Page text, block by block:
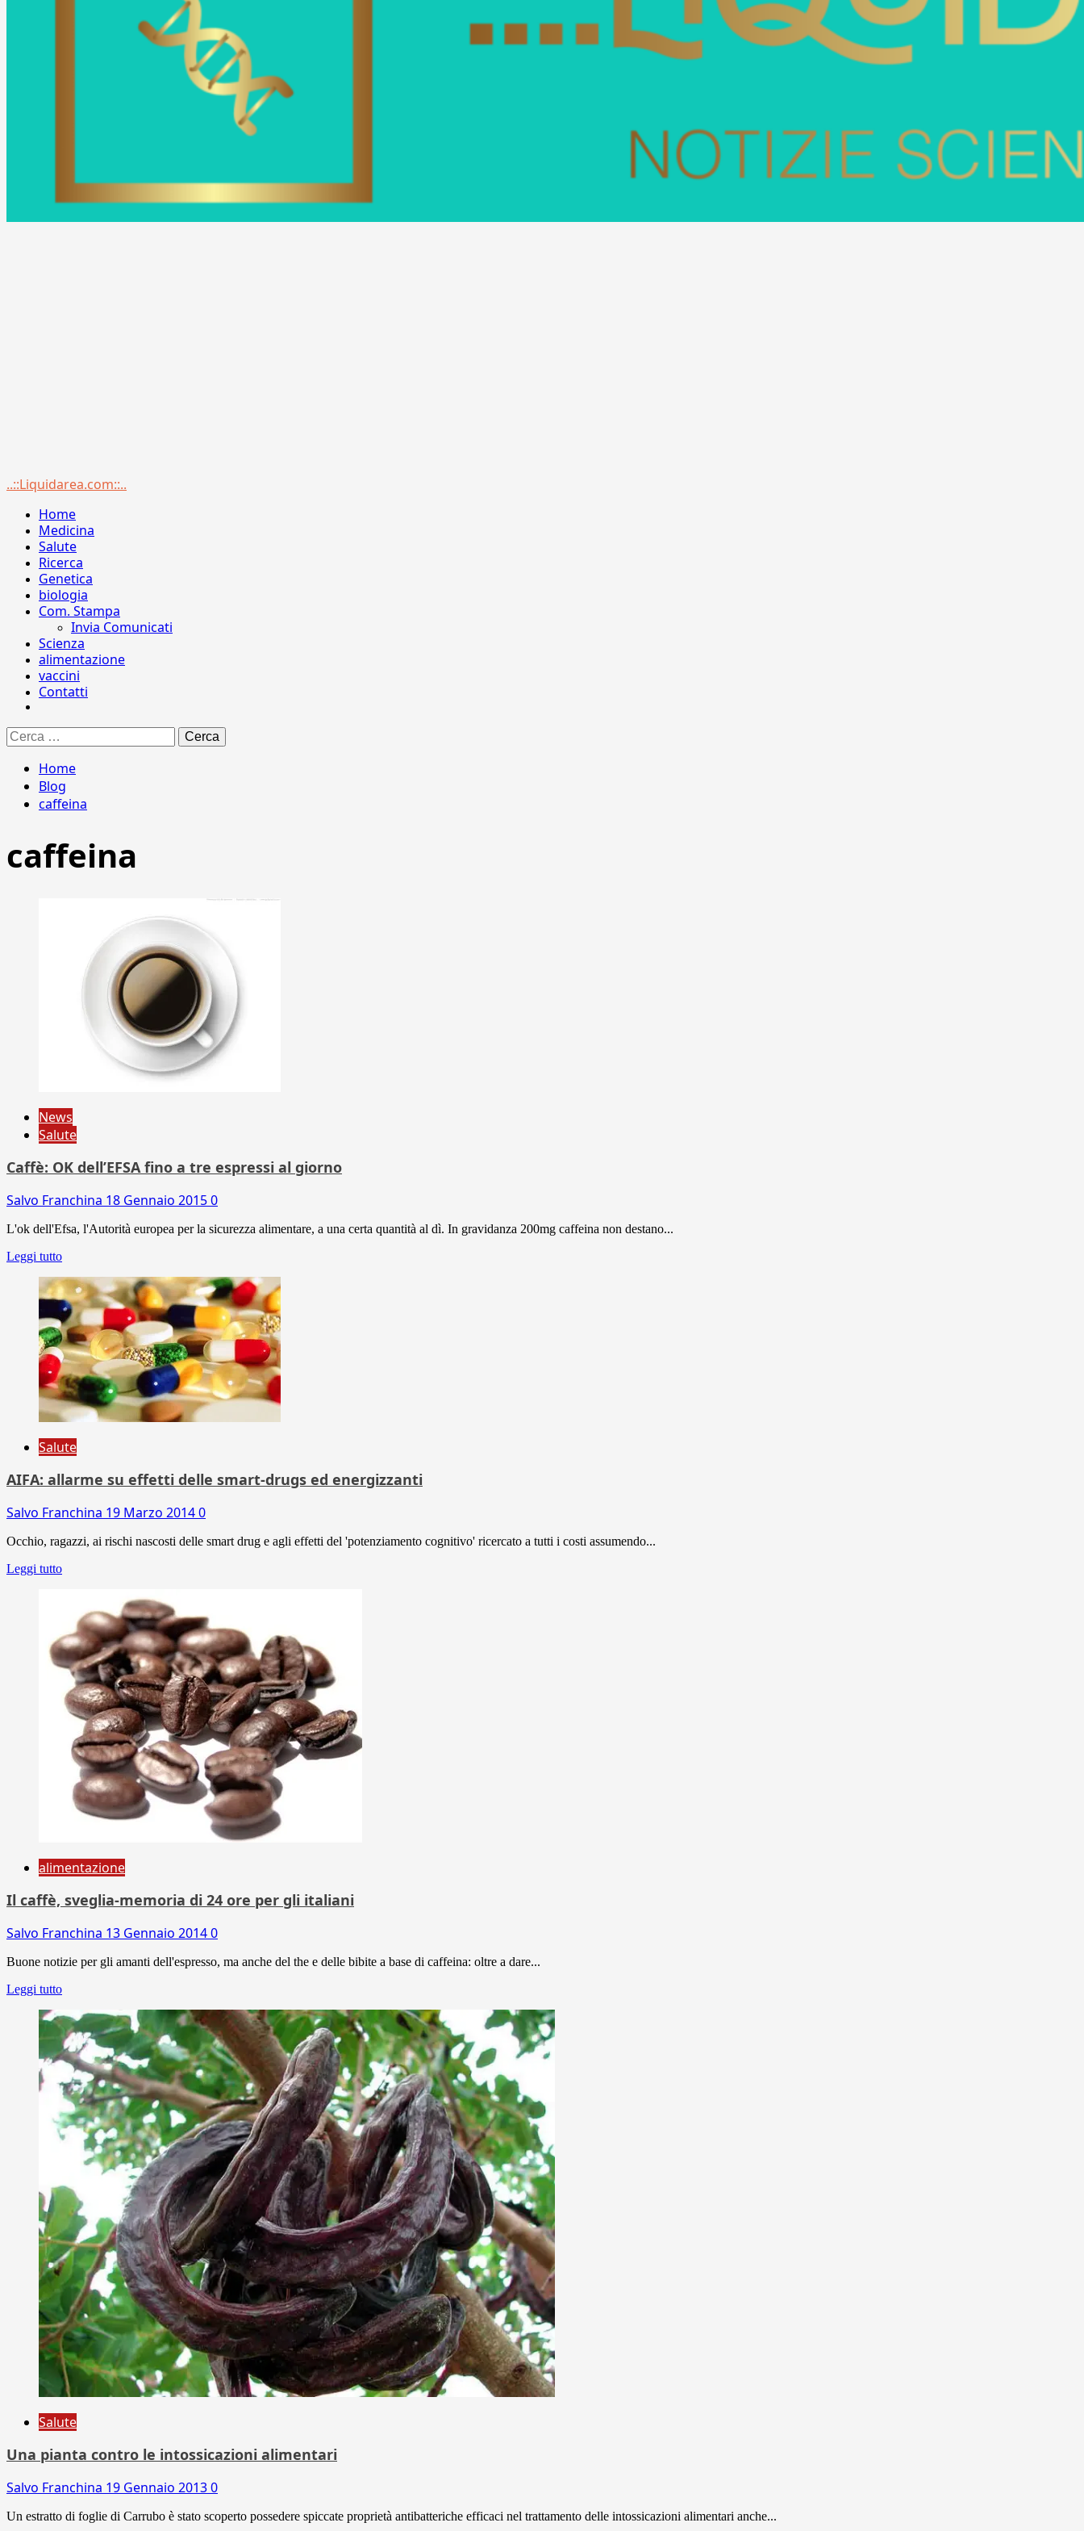
Menu
..::Liquidarea.com::..
Home
Medicina
Salute
Ricerca
Genetica
biologia
Com. Stampa
Invia Comunicati
Scienza
alimentazione
vaccini
Contatti
Ricerca
per:
Home
Blog
caffeina
caffeina
News
Salute
Caffè: OK dell’EFSA fino a tre espressi al giorno
Salvo Franchina 18 Gennaio 20150
L'ok dell'Efsa, l'Autorità europea per la sicurezza alimentare, a una certa quantità al dì. In gravidanza 200mg caffeina non destano...
Leggi tutto
Salute
AIFA: allarme su effetti delle smart-drugs ed energizzanti
Salvo Franchina 19 Marzo 20140
Occhio, ragazzi, ai rischi nascosti delle smart drug e agli effetti del 'potenziamento cognitivo' ricercato a tutti i costi assumendo...
Leggi tutto
alimentazione
Il caffè, sveglia-memoria di 24 ore per gli italiani
Salvo Franchina 13 Gennaio 20140
Buone notizie per gli amanti dell'espresso, ma anche del the e delle bibite a base di caffeina: oltre a dare...
Leggi tutto
Salute
Una pianta contro le intossicazioni alimentari
Salvo Franchina 19 Gennaio 20130
Un estratto di foglie di Carrubo è stato scoperto possedere spiccate proprietà antibatteriche efficaci nel trattamento delle intossicazioni alimentari anche...